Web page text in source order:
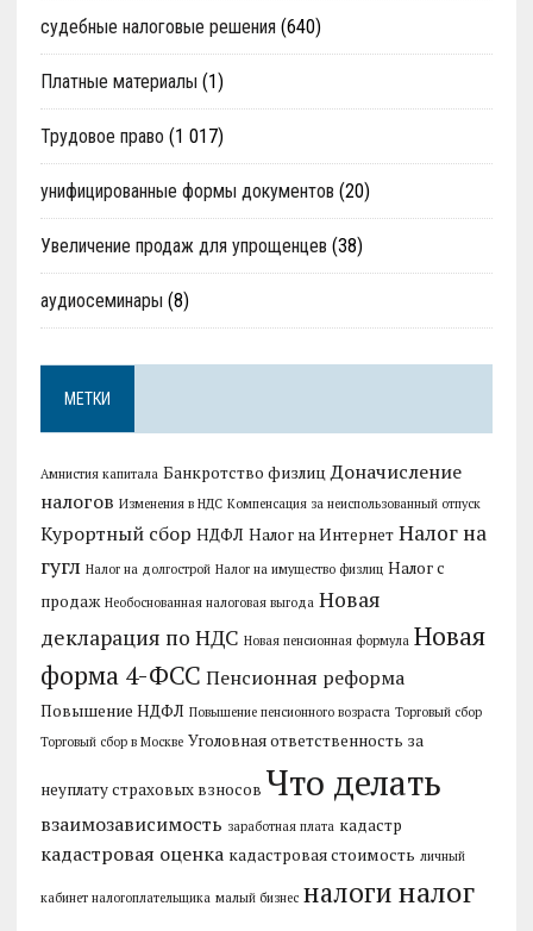
судебные налоговые решения (640)
Платные материалы (1)
Трудовое право (1 017)
унифицированные формы документов (20)
Увеличение продаж для упрощенцев (38)
аудиосеминары (8)
МЕТКИ
Амнистия капитала Банкротство физлиц Доначисление
налогов Изменения в НДС Компенсация за неиспользованный отпуск
Курортный сбор НДФЛ Налог на Интернет Налог на
гугл Налог на долгострой Налог на имущество физлиц Налог с
продаж Необоснованная налоговая выгода Новая
декларация по НДС Новая пенсионная формула Новая
форма 4-ФСС Пенсионная реформа
Повышение НДФЛ Повышение пенсионного возраста Торговый сбор
Торговый сбор в Москве Уголовная ответственность за
неуплату страховых взносов Что делать
взаимозависимость заработная плата кадастр
кадастровая оценка кадастровая стоимость личный
кабинет налогоплательщика малый бизнес налоги налог